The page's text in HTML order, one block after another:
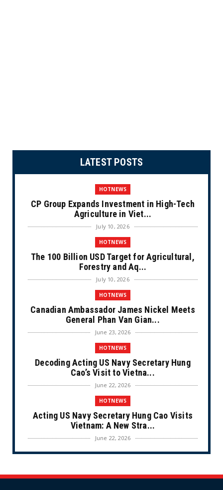
LATEST POSTS
HOTNEWS
CP Group Expands Investment in High-Tech
Agriculture in Viet...
July 10, 2026
HOTNEWS
The 100 Billion USD Target for Agricultural,
Forestry and Aq...
July 10, 2026
HOTNEWS
Canadian Ambassador James Nickel Meets
General Phan Van Gian...
June 23, 2026
HOTNEWS
Decoding Acting US Navy Secretary Hung
Cao’s Visit to Vietna...
June 22, 2026
HOTNEWS
Acting US Navy Secretary Hung Cao Visits
Vietnam: A New Stra...
June 22, 2026
CULTURE
Ninh Bride Re-enacts...